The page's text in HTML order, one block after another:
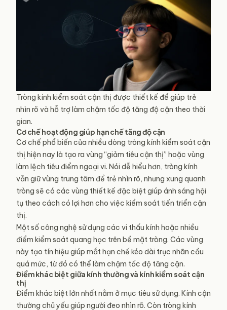
Tròng kính kiểm soát cận thị được thiết kế để giúp trẻ
nhìn rõ và hỗ trợ làm chậm tốc độ tăng độ cận theo thời
gian.
Cơ chế hoạt động giúp hạn chế tăng độ cận
Cơ chế phổ biến của nhiều dòng tròng kính kiểm soát cận
thị hiện nay là tạo ra vùng “giảm tiêu cận thị” hoặc vùng
làm lệch tiêu điểm ngoại vi. Nói dễ hiểu hơn, tròng kính
vẫn giữ vùng trung tâm để trẻ nhìn rõ, nhưng xung quanh
tròng sẽ có các vùng thiết kế đặc biệt giúp ánh sáng hội
tụ theo cách có lợi hơn cho việc kiểm soát tiến triển cận
thị.
Một số công nghệ sử dụng các vi thấu kính hoặc nhiều
điểm kiểm soát quang học trên bề mặt tròng. Các vùng
này tạo tín hiệu giúp mắt hạn chế kéo dài trục nhãn cầu
quá mức, từ đó có thể làm chậm tốc độ tăng cận.
Điểm khác biệt giữa kính thường và kính kiểm soát cận
thị
Điểm khác biệt lớn nhất nằm ở mục tiêu sử dụng. Kính cận
thường chủ yếu giúp người đeo nhìn rõ. Còn tròng kính